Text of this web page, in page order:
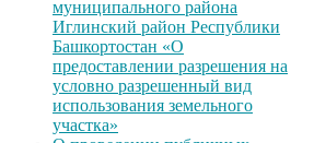
муниципального района
Иглинский район Республики
Башкортостан «О
предоставлении разрешения на
условно разрешенный вид
использования земельного
участка»